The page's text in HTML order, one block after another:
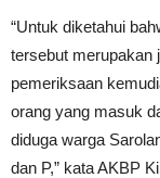
“Untuk diketahui
tersebut merupakan
pemeriksaan
orang yang masuk
diduga warga
dan P,” kata AKBP